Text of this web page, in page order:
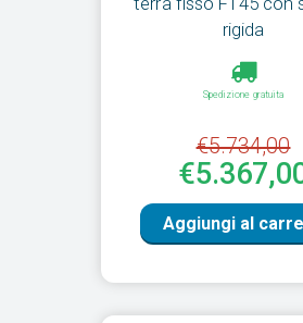
rigida
Spedizione gratuita
€5.734,00
Aggiungi al